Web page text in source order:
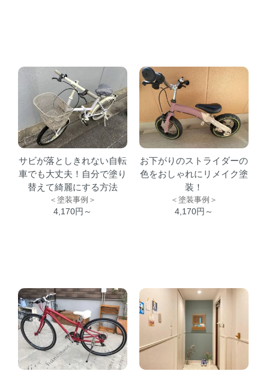
サビが落としきれない自転
車でも大丈夫！自分で塗り
替えて綺麗にする方法
＜塗装事例＞
4,170円～
お下がりのストライダーの
色をおしゃれにリメイク塗
装！
＜塗装事例＞
4,170円～